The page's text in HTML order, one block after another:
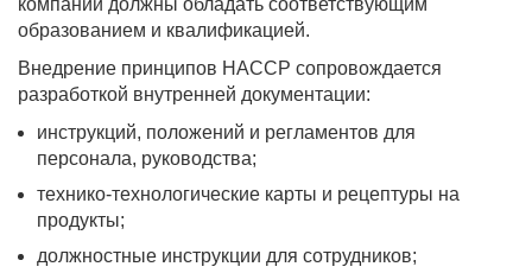
образованием и квалификацией.
Внедрение принципов HACCP сопровождается
разработкой внутренней документации:
инструкций, положений и регламентов для
персонала, руководства;
технико-технологические карты и рецептуры на
продукты;
должностные инструкции для сотрудников;